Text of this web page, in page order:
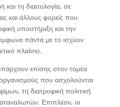
και τη διαιτολογία, σε
και άλλους φορείς που
υποστήριξη και την
πάντα με το ισχύον
πλαίσιο.
επίσης στον τομέα
που ασχολούνται
τη διατροφική πολιτική
Επιπλέον, οι